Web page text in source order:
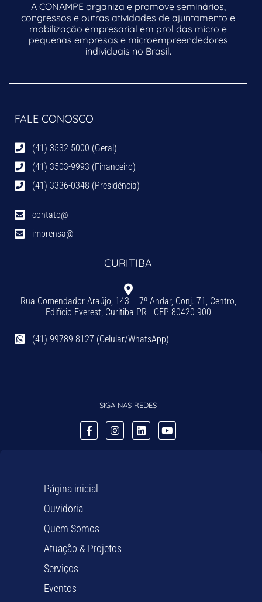
A CONAMPE organiza e promove seminários,
congressos e outras atividades de ajuntamento e
mobilização empresarial em prol das micro e
pequenas empresas e microempreendedores
individuais no Brasil.
FALE CONOSCO
(41) 3532-5000 (Geral)
(41) 3503-9993 (Financeiro)
(41) 3336-0348 (Presidência)
contato@
imprensa@
CURITIBA
Rua Comendador Araújo, 143 – 7º Andar, Conj. 71, Centro,
Edifício Everest, Curitiba-PR - CEP 80420-900
(41) 99789-8127 (Celular/WhatsApp)
SIGA NAS REDES
Página inicial
Ouvidoria
Quem Somos
Atuação & Projetos
Serviços
Eventos